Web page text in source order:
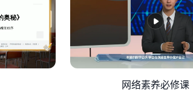
网络素养必修课